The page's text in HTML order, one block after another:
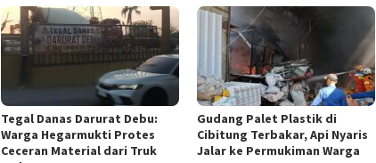
Tegal Danas Darurat Debu:
Warga Hegarmukti Protes
Ceceran Material dari Truk
Gudang Palet Plastik di
Cibitung Terbakar, Api Nyaris
Jalar ke Permukiman Warga